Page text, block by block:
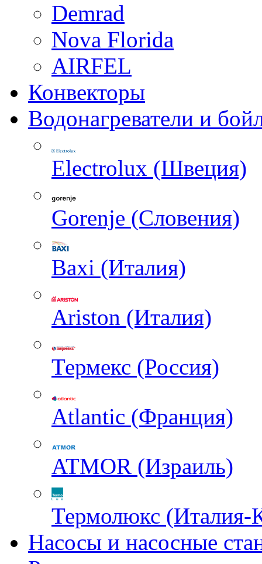
Demrad
Nova Florida
AIRFEL
Конвекторы
Водонагреватели и
Electrolux (Швеция)
Gorenje (Словения)
Baxi (Италия)
Ariston (Италия)
Термекс (Россия)
Atlantic (Франция)
ATMOR (Израиль)
Термолюкс (Италия-
Насосы и насосные